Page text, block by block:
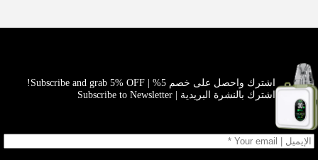
اشترك واحصل على خصم 5% | Subscribe and grab 5% OFF!
اشترك بالنشرة البريدية | Subscribe to Newsletter